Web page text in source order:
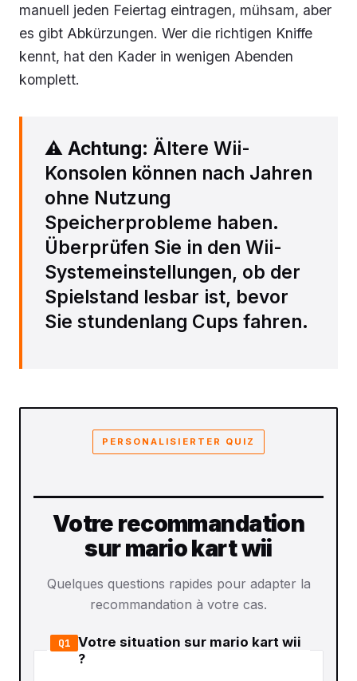
manuell jeden Feiertag eintragen, mühsam, aber
es gibt Abkürzungen. Wer die richtigen Kniffe
kennt, hat den Kader in wenigen Abenden
komplett.
⚠️ Achtung: Ältere Wii-
Konsolen können nach Jahren
ohne Nutzung
Speicherprobleme haben.
Überprüfen Sie in den Wii-
Systemeinstellungen, ob der
Spielstand lesbar ist, bevor
Sie stundenlang Cups fahren.
PERSONALISIERTER QUIZ
Votre recommandation
sur mario kart wii
Quelques questions rapides pour adapter la
recommandation à votre cas.
Q1 Votre situation sur mario kart wii
?